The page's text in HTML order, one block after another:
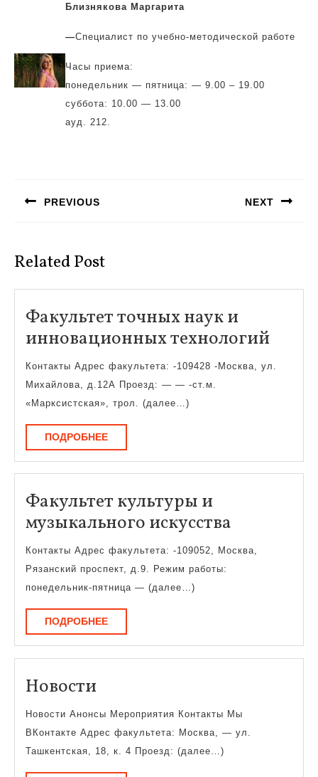
Близнякова Маргарита
—Специалист по учебно-методической работе
Часы приема:
понедельник — пятница: — 9.00 – 19.00
суббота: 10.00 — 13.00
ауд. 212.
записям
PREVIOUS NEXT
Related Post
Факультет точных наук и
инновационных технологий
Контакты Адрес факультета: -109428 -Москва, ул.
Михайлова, д.12А Проезд: — — -ст.м.
«Марксистская», трол. (далее…)
ПОДРОБНЕЕПОДРОБНЕЕ
Факультет культуры и
музыкального искусства
культуры
Контакты Адрес факультета: -109052, Москва,
Рязанский проспект, д.9. Режим работы:
понедельник-пятница — (далее…)
ПОДРОБНЕЕПОДРОБНЕЕ
Новости
Новости Анонсы Мероприятия Контакты Мы
ВКонтакте Адрес факультета: Москва, — ул.
Ташкентская, 18, к. 4 Проезд: (далее…)